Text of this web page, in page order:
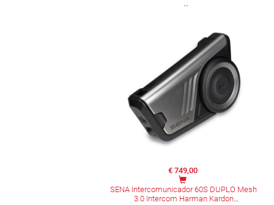
€ 749,00
SENA Intercomunicador 60S DUPLO Mesh
3.0 Intercom Harman Kardon